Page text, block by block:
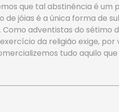
que tal abstinência é um
jóias é a única forma de
adventistas do sétimo
da religião exige, por
tudo aquilo